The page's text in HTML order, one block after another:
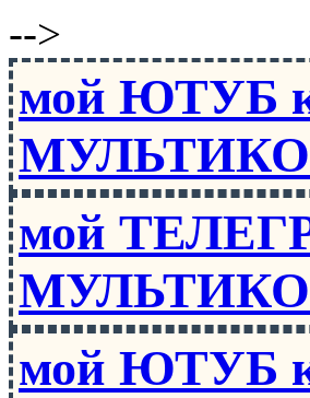
-->
мой ЮТУБ
мой
мой ЮТУБ